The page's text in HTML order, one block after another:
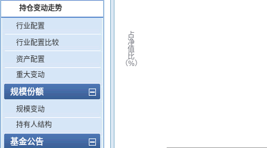
持仓变动走势
行业配置
行业配置比较
资产配置
重大变动
规模份额
规模变动
持有人结构
基金公告
占
净
值
比
（%）